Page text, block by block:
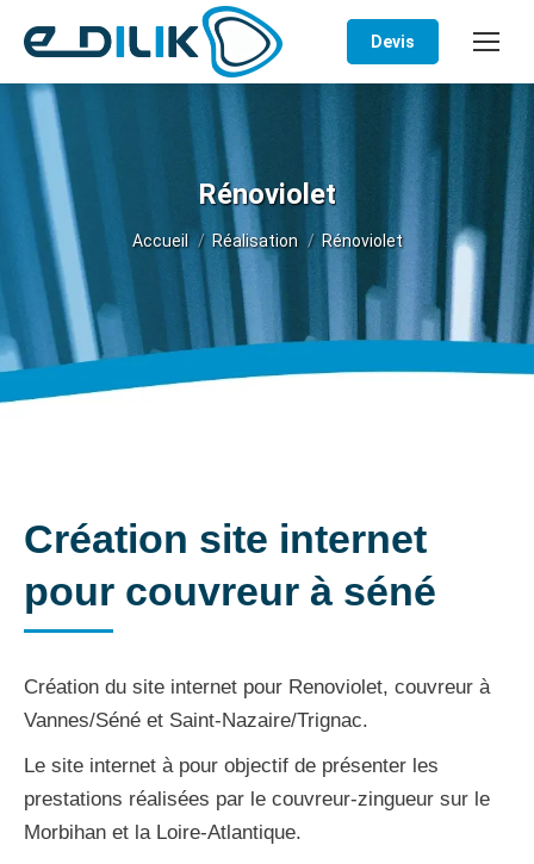
Devis
Rénoviolet
Vous êtes ici :
Accueil Réalisation Rénoviolet
Création site internet
pour couvreur à séné
Création du site internet pour Renoviolet, couvreur à
Vannes/Séné et Saint-Nazaire/Trignac.
Le site internet à pour objectif de présenter les
prestations réalisées par le couvreur-zingueur sur le
Morbihan et la Loire-Atlantique.